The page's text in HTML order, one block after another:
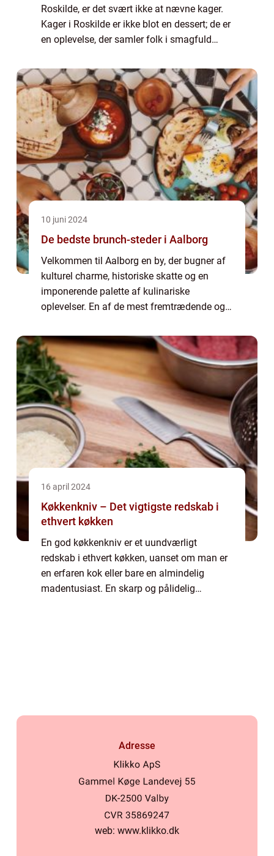
Roskilde, er det svært ikke at nævne kager.
Kager i Roskilde er ikke blot en dessert; de er
en oplevelse, der samler folk i smagfuld
10 juni 2024
De bedste brunch-steder i Aalborg
Velkommen til Aalborg en by, der bugner af
kulturel charme, historiske skatte og en
imponerende palette af kulinariske
oplevelser. En af de mest fremtrædende og
indbyggere og besøgende, er brunch. Et
måltid, d...
16 april 2024
Køkkenkniv – Det vigtigste redskab i
ethvert køkken
En god køkkenkniv er et uundværligt
redskab i ethvert køkken, uanset om man er
en erfaren kok eller bare en almindelig
madentusiast. En skarp og pålidelig
Adresse
web: www.klikko.dk